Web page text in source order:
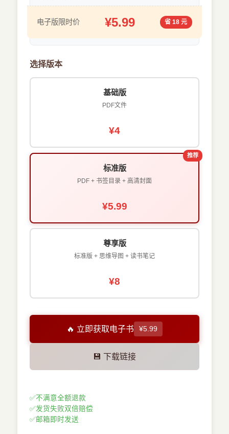
电子版限时价 ¥5.99 省 18 元
选择版本
基础版
PDF文件
¥4
推荐
标准版
PDF + 书签目录 + 高清封面
¥5.99
尊享版
标准版 + 思维导图 + 读书笔记
¥8
🔥 立即获取电子书 ¥5.99
💾 下载链接
✅不满意全额退款
✅发货失败双倍赔偿
✅邮箱即时发送